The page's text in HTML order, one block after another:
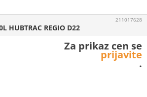
HUBTRAC REGIO D22
211017628
Za prikaz cen se
prijavite
.